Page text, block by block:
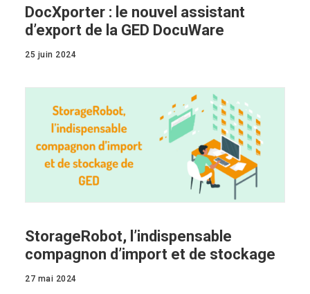
DocXporter : le nouvel assistant
d’export de la GED DocuWare
25 juin 2024
StorageRobot, l’indispensable
compagnon d’import et de stockage
27 mai 2024